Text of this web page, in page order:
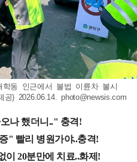
동 인근에서 불법 이륜차 불시
공) 2026.06.14.photo@newsis.com